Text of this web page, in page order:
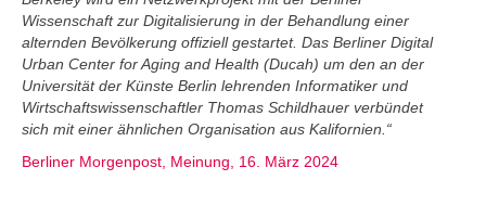
Wissenschaft zur Digitalisierung in der Behandlung einer
alternden Bevölkerung offiziell gestartet. Das Berliner Digital
Urban Center for Aging and Health (Ducah) um den an der
Universität der Künste Berlin lehrenden Informatiker und
Wirtschaftswissenschaftler Thomas Schildhauer verbündet
sich mit einer ähnlichen Organisation aus Kalifornien.“
Berliner Morgenpost, Meinung, 16. März 2024